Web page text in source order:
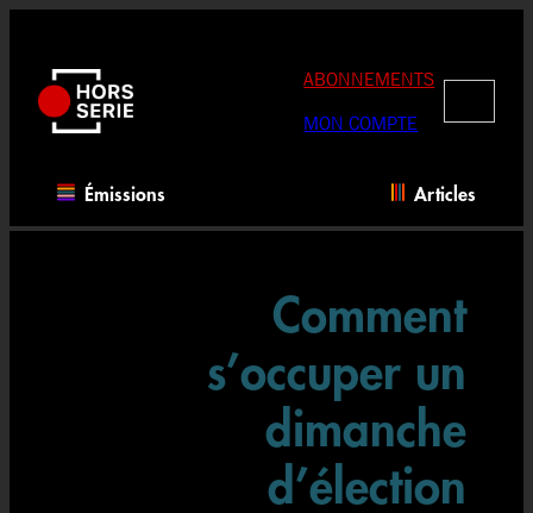
contenu
ABONNEMENTS
MON COMPTE
Émissions Articles
Comment
s’occuper un
dimanche
d’élection